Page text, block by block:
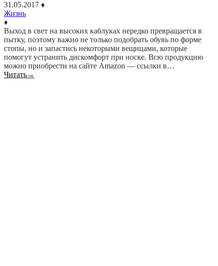
31.05.2017 ♦
Жизнь
♦
Выход в свет на высоких каблуках нередко превращается в
пытку, поэтому важно не только подобрать обувь по форме
стопы, но и запастись некоторыми вещицами, которые
помогут устранить дискомфорт при носке. Всю продукцию
можно приобрести на сайте Amazon — ссылки в…
Читать→